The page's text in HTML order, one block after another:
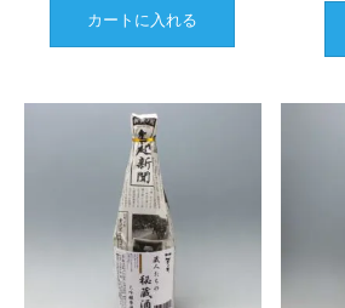
カートに入れる